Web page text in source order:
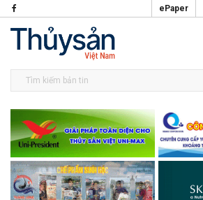
ePaper